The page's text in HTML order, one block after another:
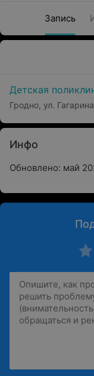
Запись
Детская
Гродно, ул.
Инфо
Обновлено: май